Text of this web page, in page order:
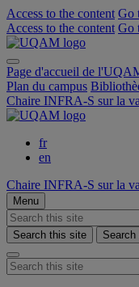
Access to the content Go
Access to the content Go
Page d'accueil de
Plan du campus
Chaire INFRA-S sur la
fr
en
Chaire INFRA-S sur la
Menu
Search this site Search